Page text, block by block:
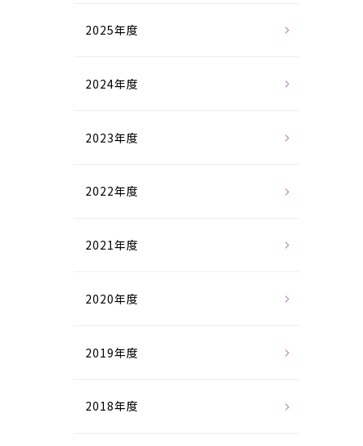
2025年度
2024年度
2023年度
2022年度
2021年度
2020年度
2019年度
2018年度